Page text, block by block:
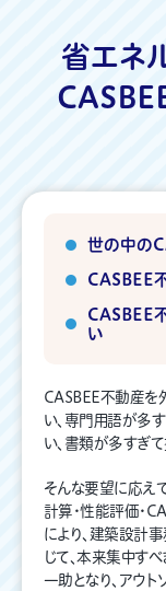
省エネ
世の中の
CASBEE
CASBEE
い
CASBEE不動産を
い、専門用語が多
い、書類が多すぎ
そんな要望に応え
計算・性能評価・
により、建築設計
じて、本来集中す
一助となり、アウト